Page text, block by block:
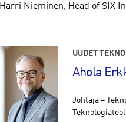
Harri Nieminen, Head of SIX
UUDET
Ahola
Johtaja –